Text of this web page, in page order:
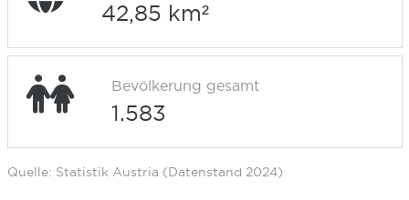
42,85 km²
Bevölkerung gesamt
1.583
Quelle: Statistik Austria (Datenstand 2024)